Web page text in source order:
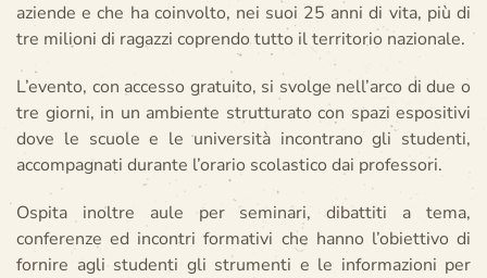
aziende e che ha coinvolto, nei suoi 25 anni di vita, più di
tre milioni di ragazzi coprendo tutto il territorio nazionale.
L’evento, con accesso gratuito, si svolge nell’arco di due o
tre giorni, in un ambiente strutturato con spazi espositivi
dove le scuole e le università incontrano gli studenti,
accompagnati durante l’orario scolastico dai professori.
Ospita inoltre aule per seminari, dibattiti a tema,
conferenze ed incontri formativi che hanno l’obiettivo di
fornire agli studenti gli strumenti e le informazioni per